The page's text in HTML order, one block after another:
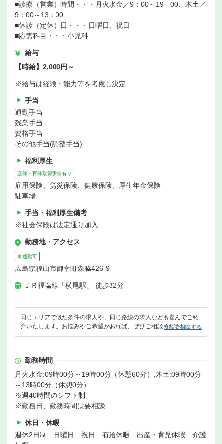
■診療（営業）時間・・・月火水金／9：00～19：00、木土／
9：00～13：00
■休診（定休）日・・・日曜日、祝日
■応需科目・・・小児科
給与
【時給】2,000円～
※給与は経験・能力等を考慮し決定
手当
通勤手当
残業手当
資格手当
その他手当(調整手当)
福利厚生
産休・育休取得実績有り
雇用保険、労災保険、健康保険、厚生年金保険
駐車場
手当・福利厚生備考
※社会保険は法定通り加入
勤務地・アクセス
車通勤可
広島県福山市御幸町森脇426-9
ＪＲ福塩線「横尾駅」 徒歩32分
同じエリアで似た条件の求人や、同じ路線の求人なども喜んでご紹
介いたします。お悩みやご希望があれば、ぜひご相談ください。
無料で相談する
勤務時間
月火水金:09時00分～19時00分（休憩60分）,木土:09時00分
～13時00分（休憩0分）
※週40時間のシフト制
※勤務日、勤務時間は要相談
休日・休暇
週休2日制 日曜日 祝日 有給休暇 出産・育児休暇 介護